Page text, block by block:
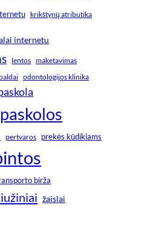
krikštynų atributika
internetu
lentos maketavimas
odontologijos klinika
paskolos
pertvaros prekės kūdikiams
birža
žaislai